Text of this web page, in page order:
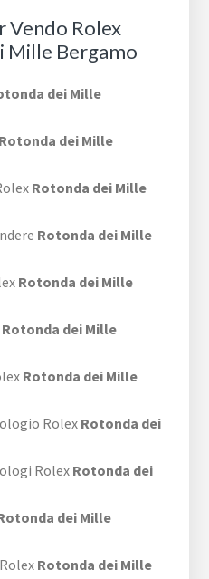
Vendo Rolex
Mille Bergamo
dei Mille
Rotonda dei Mille
Rotonda dei Mille
Rotonda dei Mille
Rotonda dei Mille
Rotonda dei Mille
Rotonda dei Mille
RolexRotonda dei
RolexRotonda dei
dei Mille
Rotonda dei Mille